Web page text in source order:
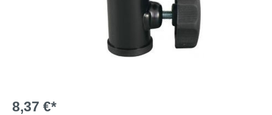
8,37 €*